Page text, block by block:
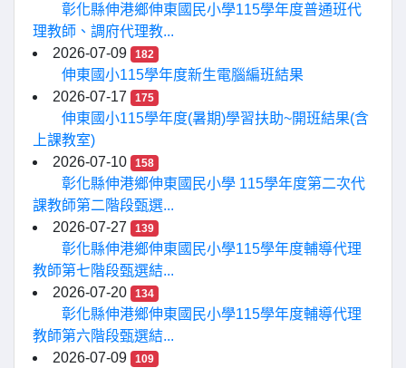
彰化縣伸港鄉伸東國民小學115學年度普通班代
理教師、調府代理教...
2026-07-09
182
伸東國小115學年度新生電腦編班結果
2026-07-17
175
伸東國小115學年度(暑期)學習扶助~開班結果(含
上課教室)
2026-07-10
158
彰化縣伸港鄉伸東國民小學 115學年度第二次代
課教師第二階段甄選...
2026-07-27
139
彰化縣伸港鄉伸東國民小學115學年度輔導代理
教師第七階段甄選結...
2026-07-20
134
彰化縣伸港鄉伸東國民小學115學年度輔導代理
教師第六階段甄選結...
2026-07-09
109